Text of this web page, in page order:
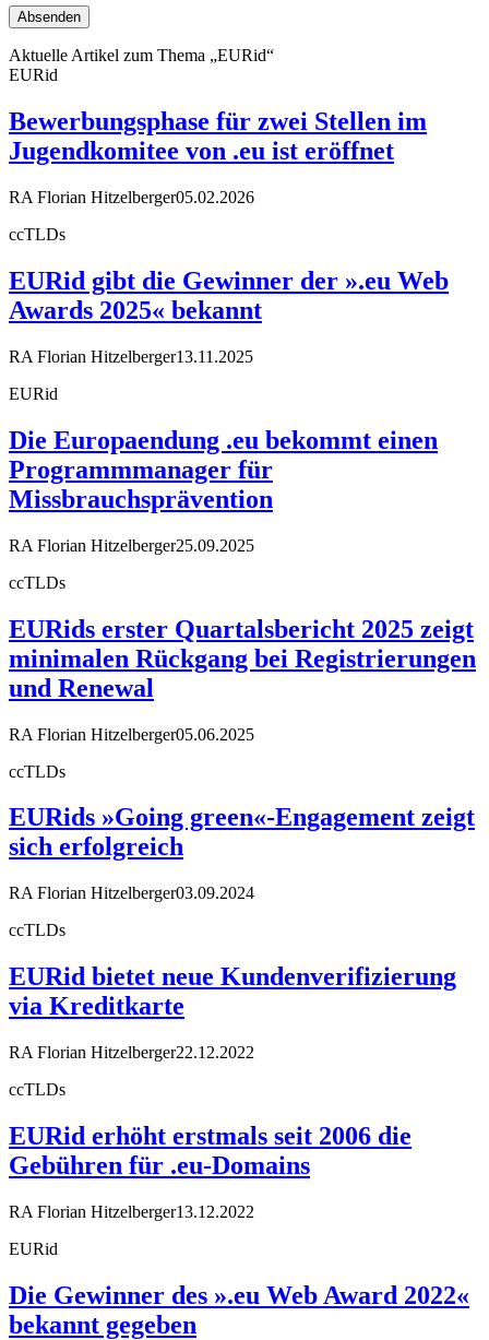
Aktuelle Artikel zum Thema „EURid“
EURid
Bewerbungsphase für zwei Stellen im
Jugendkomitee von .eu ist eröffnet
RA Florian Hitzelberger05.02.2026
ccTLDs
EURid gibt die Gewinner der ».eu Web
Awards 2025« bekannt
RA Florian Hitzelberger13.11.2025
EURid
Die Europaendung .eu bekommt einen
Programmmanager für
Missbrauchsprävention
RA Florian Hitzelberger25.09.2025
ccTLDs
EURids erster Quartalsbericht 2025 zeigt
minimalen Rückgang bei Registrierungen
und Renewal
RA Florian Hitzelberger05.06.2025
ccTLDs
EURids »Going green«-Engagement zeigt
sich erfolgreich
RA Florian Hitzelberger03.09.2024
ccTLDs
EURid bietet neue Kundenverifizierung
via Kreditkarte
RA Florian Hitzelberger22.12.2022
ccTLDs
EURid erhöht erstmals seit 2006 die
Gebühren für .eu-Domains
RA Florian Hitzelberger13.12.2022
EURid
Die Gewinner des ».eu Web Award 2022«
bekannt gegeben